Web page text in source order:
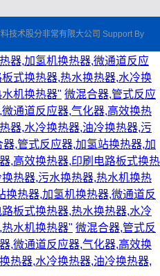
技术股分非常有限大公司 Support By
器,加氢机换热器,微通道反应
式换热器,热水换热器,水冷换
机换热器" 微混合器,管式反应
通道反应器,气化器,高效换热
器,水冷换热器,油冷换热器,污
器,管式反应器,加氢站换热器,加
,高效换热器,印刷电路板式换热
热器,污水换热器,热水机换热
换热器,加氢机换热器,微通道反
板式换热器,热水换热器,水冷
水机换热器" 微混合器,管式反
,微通道反应器,气化器,高效换
热器,水冷换热器,油冷换热器,